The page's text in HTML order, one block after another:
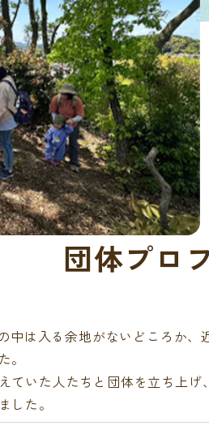
団体プロ
中は入る余地がないどころか
ていた人たちと団体を立ち上
した。